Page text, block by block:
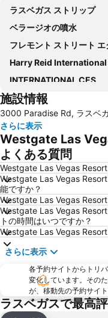
ラスベガス ストリップ
ベラージオの噴水
フレモント ストリート エクスペリ
Harry Reid International
INTERNATIONAL CES
トレジャー島
South Point Showroom
V Theatre
G2E
PACKEXPO
Airport North Las Vegas
Flamingo Showroom
Hard Rock Café Las Vegas
New York New York Roller
The District at Green Valley
Rio Las Vegas
The Grand Canal
ISSA/INTERCLEAN NORTH
施設情報
3000 Paradise Rd, ラスベ
さらに表示
Westgate Las
よくある質問
Westgate Las Vegas
Westgate Las Vegas
能ですか？
Westgate Las Vegas
Westgate Las Vegas
トの時間はいつですか？
Westgate Las Vegas
さらに表示
各予約サイトからトリ
変化しています。その
が、移動先の予約サイ
ラスベガスで最高